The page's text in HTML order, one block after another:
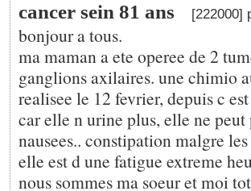
cancer sein 81 ans [222000]
bonjour a tous.
ma maman a ete operee de 2
ganglions axilaires. une chimio
realisee le 12 fevrier, depuis c
car elle n urine plus, elle ne peut
nausees.. constipation malgre
elle est d une fatigue extreme
nous sommes ma soeur et moi